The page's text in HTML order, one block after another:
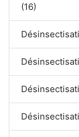
(16)